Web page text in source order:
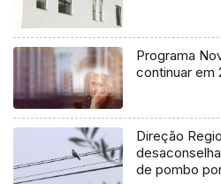
Programa
continuar em
Direção
de pombo